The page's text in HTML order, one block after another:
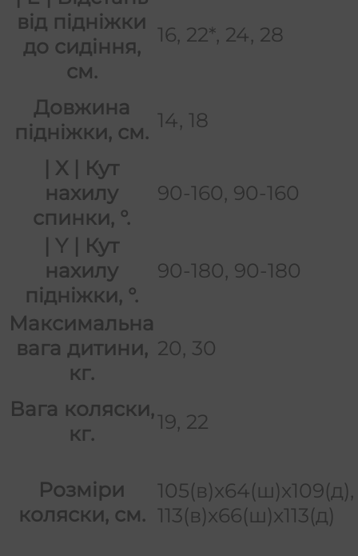
від підніжки
до сидіння,
см.
16, 22*, 24, 28
Довжина
підніжки, см.
14, 18
| X | Кут
нахилу
спинки, °.
90-160, 90-160
| Y | Кут
нахилу
підніжки, °.
90-180, 90-180
Максимальна
вага дитини,
кг.
20, 30
Вага коляски,
кг.
19, 22
Розміри
коляски, см.
105(в)х64(ш)х109(д),
113(в)х66(ш)х113(д)